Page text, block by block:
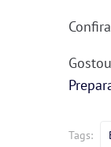
Tags: